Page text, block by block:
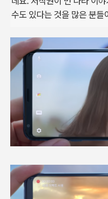
수도 있다는 것을 많은 분들